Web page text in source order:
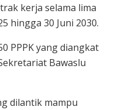
kerja selama lima
hingga 30 Juni 2030.
PPPK yang diangkat
Bawaslu
dilantik mampu